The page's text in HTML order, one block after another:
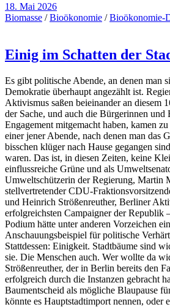
18. Mai 2026
Biomasse /Bioökonomie /Bioökonomie-
Einig im Schatten der
Es gibt politische Abende, an denen man
Demokratie überhaupt angezählt ist.
Aktivismus saßen beieinander an diesem
der Sache, und auch die Bürgerinnen und
Engagement mitgemacht haben, kamen
einer jener Abende, nach denen man das
bisschen klüger nach Hause gegangen
waren. Das ist, in diesen Zeiten, keine
einflussreiche Grüne und als
Umweltschützerin der Regierung, Martin
stellvertretender CDU-
und Heinrich Strößenreuther, Berliner
erfolgreichsten Campaigner der Republik
Podium hätte unter anderen Vorzeichen
Anschauungsbeispiel für politische
Stattdessen: Einigkeit. Stadtbäume sind
sie. Die Menschen auch. Wer wollte da
Strößenreuther, der in Berlin bereits den
erfolgreich durch die Instanzen gebracht
Baumentscheid als mögliche Blaupause
könnte es Hauptstadtimport nennen, oder